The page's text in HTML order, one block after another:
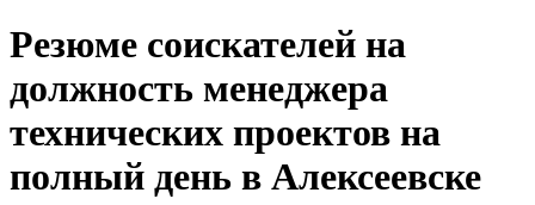
Резюме соискателей на
должность менеджера
технических проектов на
полный день в Алексеевске